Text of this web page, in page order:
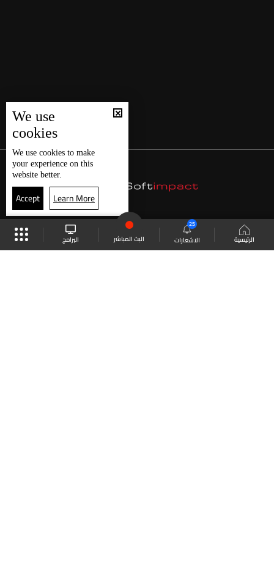
الرئيسية الاشعارات
25
البث المباشر البرامج
We use
cookies
We use cookies to make
your experience on this
website better.
Accept Learn More
موقع البرامج الجدول البث المباشر